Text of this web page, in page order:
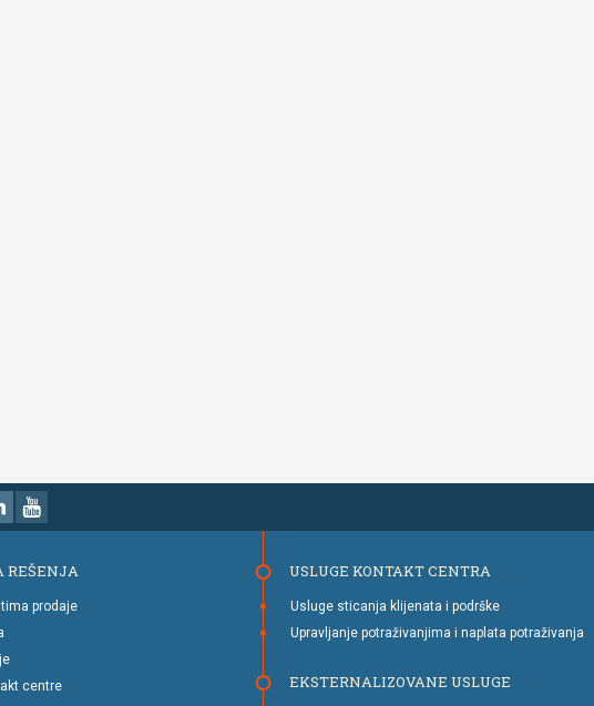
REŠENJA
prodaje
centre
USLUGE KONTAKT CENTRA
Usluge sticanja klijenata i podrške
Upravljanje potraživanjima i naplata potraživanja
EKSTERNALIZOVANE USLUGE